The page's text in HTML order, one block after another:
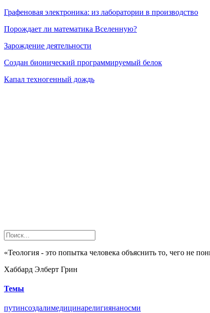
Графеновая электроника: из лаборатории в производство
Порождает ли математика Вселенную?
Зарождение деятельности
Создан бионический программируемый белок
Капал техногенный дождь
«Теология - это попытка человека объяснить то, чего не
Хаббард Элберт Грин
Темы
путинсоздалимедицинарелигиянаносми